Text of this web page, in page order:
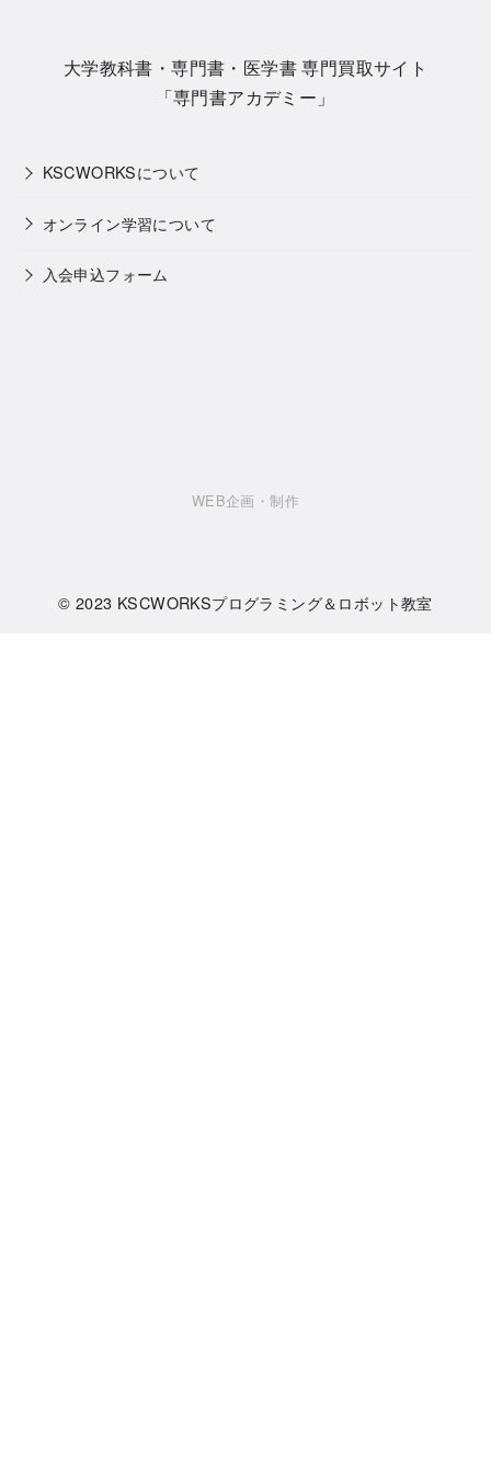
大学教科書・専門書・医学書 専門買取サイト
「専門書アカデミー」
KSCWORKSについて
オンライン学習について
入会申込フォーム
WEB企画・制作
© 2023 KSCWORKSプログラミング＆ロボット教室